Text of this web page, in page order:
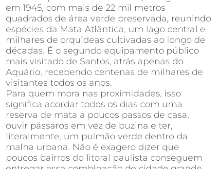
em 1945, com mais de 22 mil metros
quadrados de área verde preservada, reunindo
espécies da Mata Atlântica, um lago central e
milhares de orquídeas cultivadas ao longo de
décadas. É o segundo equipamento público
mais visitado de Santos, atrás apenas do
Aquário, recebendo centenas de milhares de
visitantes todos os anos.
Para quem mora nas proximidades, isso
significa acordar todos os dias com uma
reserva de mata a poucos passos de casa,
ouvir pássaros em vez de buzina e ter,
literalmente, um pulmão verde dentro da
malha urbana. Não é exagero dizer que
poucos bairros do litoral paulista conseguem